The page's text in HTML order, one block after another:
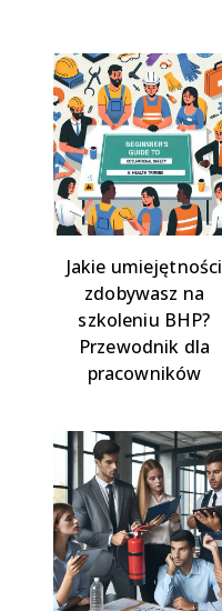
Jakie umiejętności
zdobywasz na
szkoleniu BHP?
Przewodnik dla
pracowników